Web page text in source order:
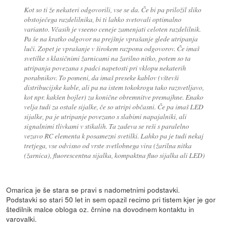
Kot so ti že nekateri odgovorili, vse se da. Če bi pa priložil sliko
obstoječega razdelilnika, bi ti lahko svetovali optimalno
varianto. Včasih je vseeno ceneje zamenjati celoten razdelilnik.
Pa še na kratko odgovor na prejšnje vprašanje glede utripanja
luči. Zopet je vprašanje v širokem razponu odgovorov. Če imaš
svetilke s klasičnimi žarnicami na žarilno nitko, potem so ta
utripanja povezana s padci napetosti pri vklopu nekaterih
porabnikov. To pomeni, da imaš preseke kablov (vštevši
distribucijske kable, ali pa na istem tokokrogu tako razsvetljavo,
kot npr. kakšen bojler) za konične obremnitve premajhne. Enako
velja tudi za ostale sijalke, če so utripi občasni. Če pa imaš LED
sijalke, pa je utripanje povezano s slabimi napajalniki, ali
signalnimi tlivkami v stikalih. Ta zadeva se reši s paralelno
vezavo RC elementa k posamezni svetilki. Lahko pa je tudi nekaj
tretjega, vse odvisno od vrste svetlobnega vira (žarilna nitka
(žarnica), fluorescentna sijalka, kompaktna fluo sijalka ali LED)
Omarica je še stara se pravi s nadometnimi podstavki.
Podstavki so stari 50 let in sem opazil recimo pri tistem kjer je gor
štedilnik malce obloga oz. črnine na dovodnem kontaktu in
varovalki.